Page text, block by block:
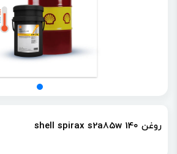
روغن shell spirax s2a85w 140